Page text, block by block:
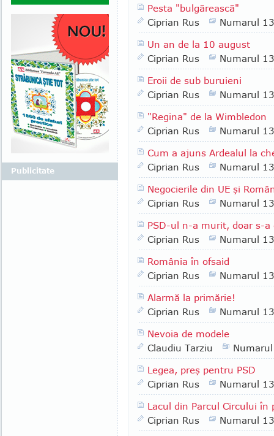
Pesta "bulgărească"
Ciprian Rus
Numarul
Un an de la 10 august
Ciprian Rus
Numarul
Eroii de sub buruieni
Ciprian Rus
Numarul
"Regina" de la Wimbledon
Ciprian Rus
Numarul
Cum a ajuns Ardealul la
Ciprian Rus
Numarul
Negocierile din UE şi
Ciprian Rus
Numarul
PSD-ul n-a murit, doar s-
Ciprian Rus
Numarul
România în ofsaid
Ciprian Rus
Numarul
Alarmă la primărie!
Ciprian Rus
Numarul
Nevoia de modele
Claudiu Tarziu
Legea, preş pentru PSD
Ciprian Rus
Numarul
Lacul din Parcul Circului în
Ciprian Rus
Numarul
Publicitate